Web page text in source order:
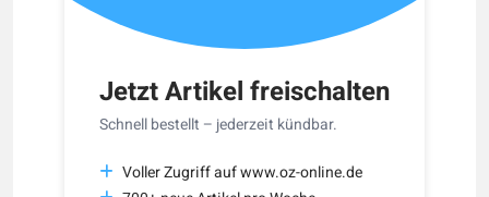
Jetzt Artikel freischalten
Schnell bestellt – jederzeit kündbar.
Voller Zugriff auf www.oz-online.de